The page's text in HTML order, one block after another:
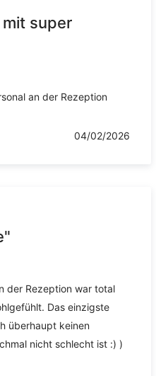
super
an der Rezeption
04/02/2026
der Rezeption war total
Das einzigste
überhaupt keinen
nicht schlecht ist :) )